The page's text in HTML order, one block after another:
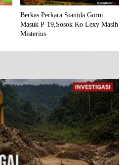
Berkas Perkara Sianida Gorut
Masuk P-19,Sosok Ko Lexy Masih
Misterius